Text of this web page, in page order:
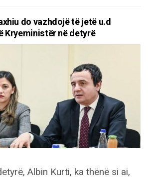
do vazhdojë të jetë u.d
Kryeministër në detyrë
Albin Kurti, ka thënë si ai,